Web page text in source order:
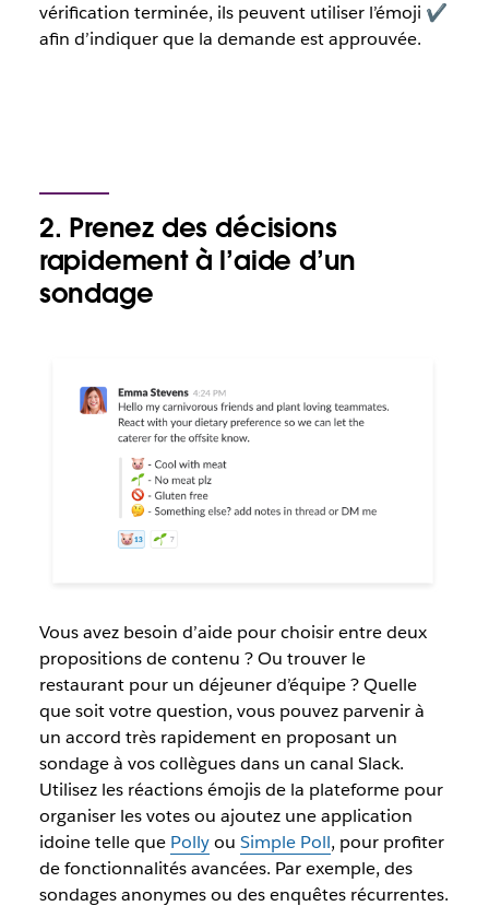
vérification terminée, ils peuvent utiliser l’émoji ✔
afin d’indiquer que la demande est approuvée.
2. Prenez des décisions
rapidement à l’aide d’un
sondage
Vous avez besoin d’aide pour choisir entre deux
propositions de contenu ? Ou trouver le
restaurant pour un déjeuner d’équipe ? Quelle
que soit votre question, vous pouvez parvenir à
un accord très rapidement en proposant un
sondage à vos collègues dans un canal Slack.
Utilisez les réactions émojis de la plateforme pour
organiser les votes ou ajoutez une application
idoine telle que Pollyou Simple Poll, pour profiter
de fonctionnalités avancées. Par exemple, des
sondages anonymes ou des enquêtes récurrentes.